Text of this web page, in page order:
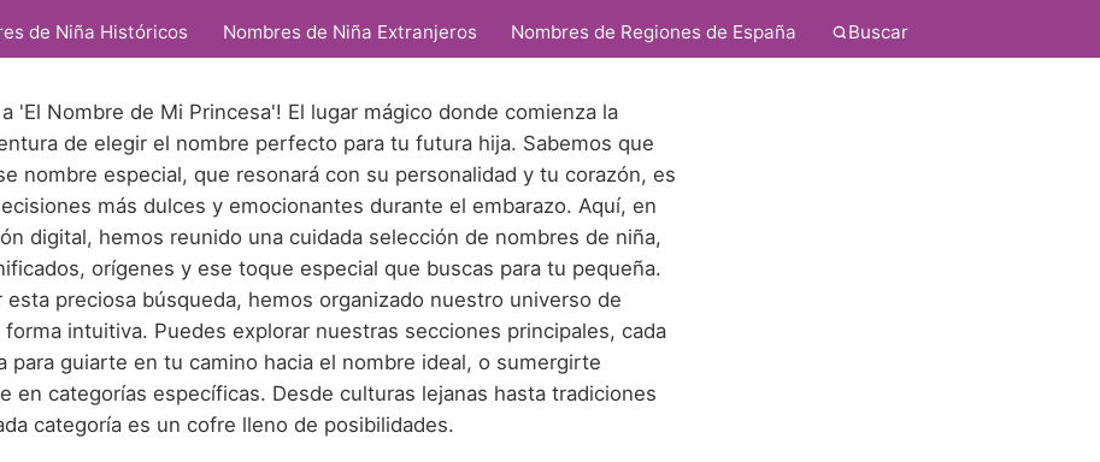
de Niña Históricos Nombres de Niña Extranjeros Nombres de Regiones de España Buscar
a 'El Nombre de Mi Princesa'! El lugar mágico donde comienza la
de elegir el nombre perfecto para tu futura hija. Sabemos que
nombre especial, que resonará con su personalidad y tu corazón, es
más dulces y emocionantes durante el embarazo. Aquí, en
digital, hemos reunido una cuidada selección de nombres de niña,
orígenes y ese toque especial que buscas para tu pequeña.
esta preciosa búsqueda, hemos organizado nuestro universo de
intuitiva. Puedes explorar nuestras secciones principales, cada
para guiarte en tu camino hacia el nombre ideal, o sumergirte
en categorías específicas. Desde culturas lejanas hasta tradiciones
categoría es un cofre lleno de posibilidades.